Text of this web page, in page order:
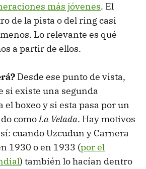
más jóvenes. El
de la pista o del ring casi
Lo relevante es qué
a partir de ellos.
Desde ese punto de vista,
si existe una segunda
boxeo y si esta pasa por un
comoLa Velada. Hay motivos
cuando Uzcudun y Carnera
1930 o en 1933 (por el
) también lo hacían dentro